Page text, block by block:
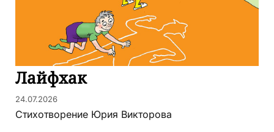
Лайфхак
24.07.2026
Стихотворение Юрия Викторова